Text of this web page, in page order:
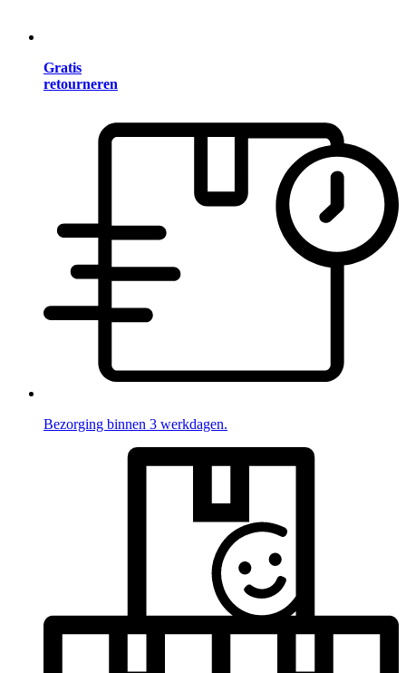
Gratis
retourneren
Bezorging binnen 3 werkdagen.